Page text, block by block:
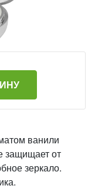
ванили
защищает от
зеркало.